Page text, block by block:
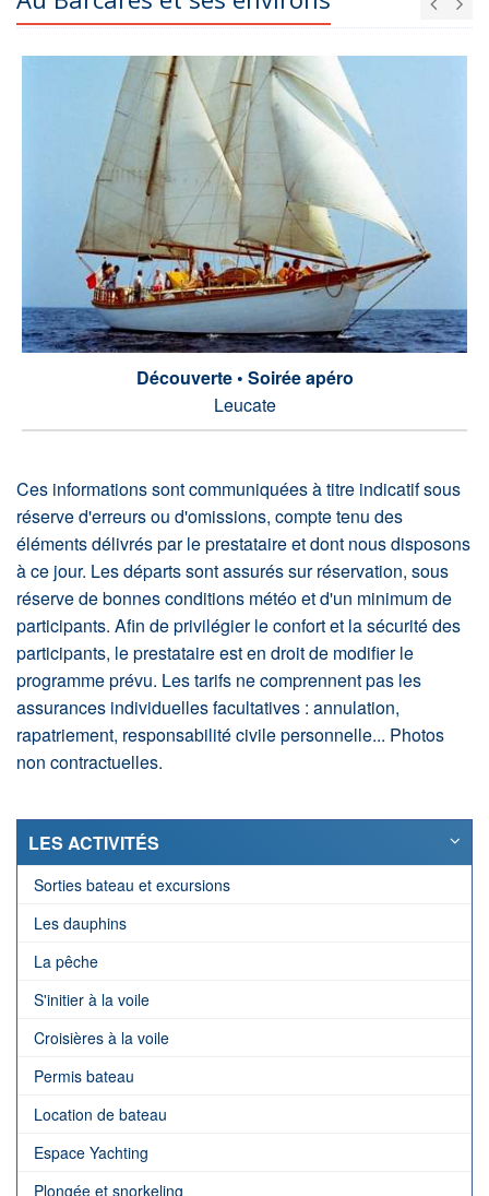
Découverte • Soirée apéro
Leucate
Ces informations sont communiquées à titre indicatif sous
réserve d'erreurs ou d'omissions, compte tenu des
éléments délivrés par le prestataire et dont nous disposons
à ce jour. Les départs sont assurés sur réservation, sous
réserve de bonnes conditions météo et d'un minimum de
participants. Afin de privilégier le confort et la sécurité des
participants, le prestataire est en droit de modifier le
programme prévu. Les tarifs ne comprennent pas les
assurances individuelles facultatives : annulation,
rapatriement, responsabilité civile personnelle... Photos
non contractuelles.
LES ACTIVITÉS
Sorties bateau et excursions
Les dauphins
La pêche
S'initier à la voile
Croisières à la voile
Permis bateau
Location de bateau
Espace Yachting
Plongée et snorkeling